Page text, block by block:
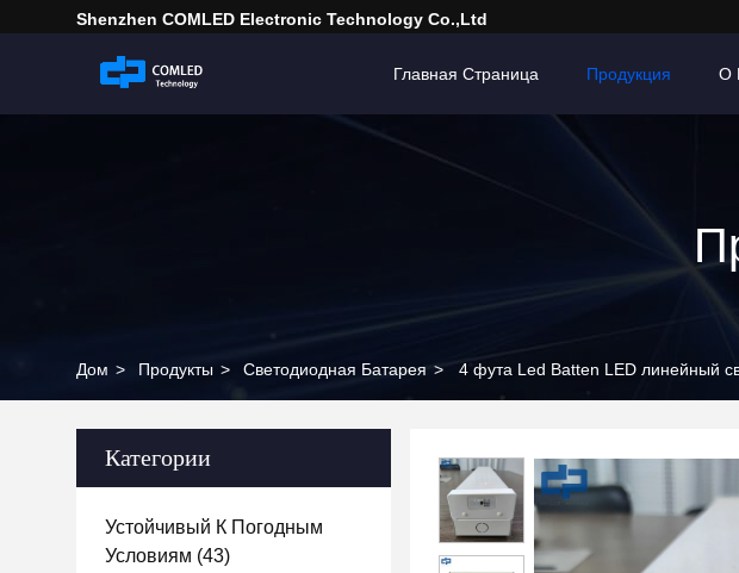
Shenzhen COMLED Electronic Technology Co.,ltd
Главная Страница Продукция О
Дом > Продукты > Светодиодная Батарея > 4 фута Led Batten LED линейный
Категории
Устойчивый К Погодным
Условиям (43)